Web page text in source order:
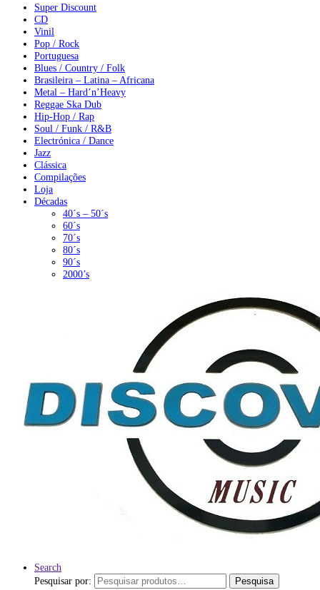
Super Discount
CD
Vinil
Pop / Rock
Portuguesa
Blues / Country / Folk
Brasileira – Latina – Africana
Metal – Hard’n’Heavy
Reggae Ska Dub
Hip-Hop / Rap
Soul / Funk / R&B
Electrónica / Dance
Jazz
Clássica
Compilações
Loja
Décadas
40´s – 50´s
60´s
70´s
80´s
90´s
2000’s
Search
Pesquisar por:
Pesquisa